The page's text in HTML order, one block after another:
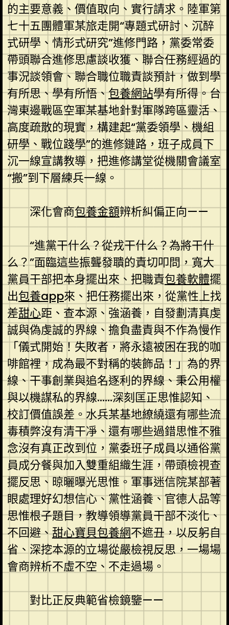
的主要意義、價值取向、實行請求。陸軍第
七十五團體軍某旅走開“專題式研討、沉醉
式研學、情形式研究”進修門路，黨委常委
帶頭聯合進修思慮談收獲、聯合任務經過的
事況談領會、聯合職位職責談預計，做到學
有所思、學有所悟、包養網站學有所得。台
灣東邊戰區空軍某基地針對軍隊跨區靈活、
高度疏散的現實，構建起“黨委領學、機組
研學、戰位踐學”的進修鏈路，班子成員下
沉一線宣講教導，把進修講堂從機關會議室
“搬”到下層練兵一線。
深化會商包養金額辨析糾偏正向——
“進黨干什么？從戎干什么？為將干什
么？”面臨這些振聾發聵的責切叩問，寬大
黨員干部把本身擺出來、把職責包養軟體擺
出包養app來、把任務擺出來，從黨性上找
差甜心距、查本源、強涵養，自發劃清真虔
誠與偽虔誠的界線、擔負盡責與不作為慢作
「儀式開始！失敗者，將永遠被困在我的咖
啡館裡，成為最不對稱的裝飾品！」為的界
線、干事創業與追名逐利的界線、秉公用權
與以機謀私的界線……深刻匡正思惟認知、
校訂價值誤差。水兵某基地繚繞還有哪些流
毒積弊沒有清干凈、還有哪些過錯思惟不雅
念沒有真正改到位，黨委班子成員以通俗黨
員成分餐與加入雙重組織生涯，帶頭檢視查
擺反思、晾曬曝光思惟。軍事迷信院某部著
眼處理好幻想信心、黨性涵養、官德人品等
思惟根子題目，教導領導黨員干部不淡化、
不回避、甜心寶貝包養網不遮丑，以反躬自
省、深挖本源的立場從嚴檢視反思，一場場
會商辨析不虛不空、不走過場。
對比正反典範省檢鏡鑒——